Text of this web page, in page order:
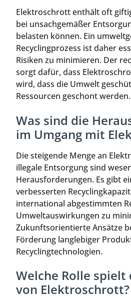
Elektroschrott enthält oft
bei unsachgemäßer
belasten können. Ein
Recyclingprozess ist daher
Risiken zu minimieren. Der
sorgt dafür, dass
wird, dass die Umwelt
Ressourcen geschont werden.
Was sind die
im Umgang mit
Die steigende Menge an
illegale Entsorgung sind
Herausforderungen. Es gibt
verbesserten
international abgestimmten
Umweltauswirkungen zu
Zukunftsorientierte Ansätze
Förderung langlebiger
Recyclingtechnologien.
Welche Rolle spielt
von Elektroschrott?